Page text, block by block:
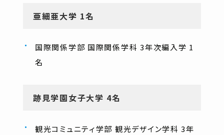
亜細亜大学 1名
国際関係学部 国際関係学科 3年次編入学 1
名
跡見学園女子大学 4名
観光コミュニティ学部 観光デザイン学科 3年